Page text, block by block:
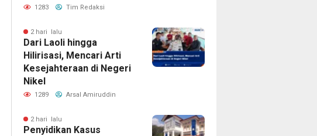
1283 Tim Redaksi
2 hari lalu
Dari Laoli hingga
Hilirisasi, Mencari Arti
Kesejahteraan di Negeri
Nikel
1289 Arsal Amiruddin
2 hari lalu
Penyidikan Kasus